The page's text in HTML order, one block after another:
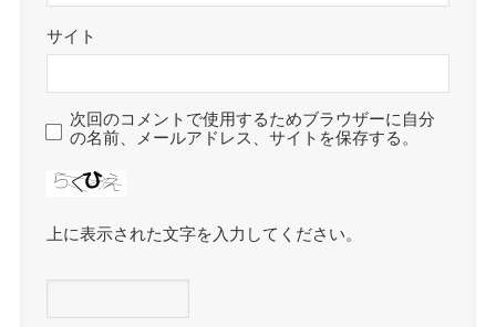
サイト
次回のコメントで使用するためブラウザーに自分
の名前、メールアドレス、サイトを保存する。
上に表示された文字を入力してください。